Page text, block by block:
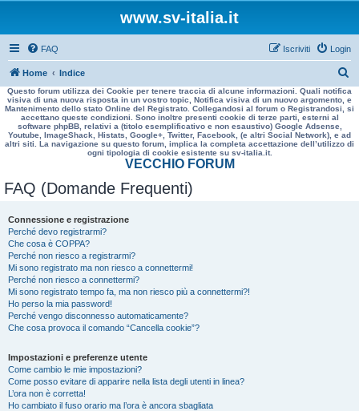
www.sv-italia.it
FAQ Login
Iscriviti
Home Indice
e
r
a
Questo forum utilizza dei Cookie per tenere traccia di alcune informazioni. Quali notifica
visiva di una nuova risposta in un vostro topic, Notifica visiva di un nuovo argomento, e
Mantenimento dello stato Online del Registrato. Collegandosi al forum o Registrandosi, si
accettano queste condizioni. Sono inoltre presenti cookie di terze parti, esterni al
software phpBB, relativi a (titolo esemplificativo e non esaustivo) Google Adsense,
Youtube, ImageShack, Histats, Google+, Twitter, Facebook, (e altri Social Network), e ad
altri siti. La navigazione su questo forum, implica la completa accettazione dell’utilizzo di
ogni tipologia di cookie esistente su sv-italia.it.
VECCHIO FORUM
FAQ (Domande Frequenti)
Connessione e registrazione
Perché devo registrarmi?
Che cosa è COPPA?
Perché non riesco a registrarmi?
Mi sono registrato ma non riesco a connettermi!
Perché non riesco a connettermi?
Mi sono registrato tempo fa, ma non riesco più a connettermi?!
Ho perso la mia password!
Perché vengo disconnesso automaticamente?
Che cosa provoca il comando “Cancella cookie”?
Impostazioni e preferenze utente
Come cambio le mie impostazioni?
Come posso evitare di apparire nella lista degli utenti in linea?
L’ora non è corretta!
Ho cambiato il fuso orario ma l’ora è ancora sbagliata